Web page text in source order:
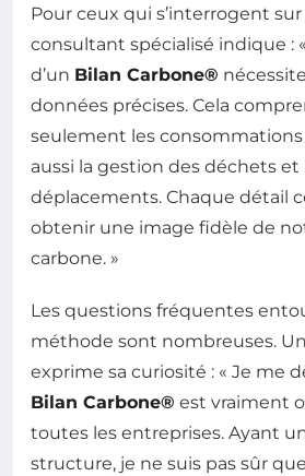
Pour ceux qui s’interrogent
consultant spécialisé indique :
d’un Bilan Carbone®
données précises. Cela
seulement les consommations
aussi la gestion des déchets et
déplacements. Chaque détail
obtenir une image fidèle de
carbone. »
Les questions fréquentes
méthode sont nombreuses.
exprime sa curiosité : « Je me
Bilan Carbone® est vraiment
toutes les entreprises. Ayant
structure, je ne suis pas sûr